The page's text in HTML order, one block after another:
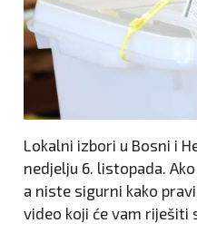
Lokalni izbori u Bosni i
nedjelju 6. listopada.
a niste sigurni kako
video koji će vam riješiti